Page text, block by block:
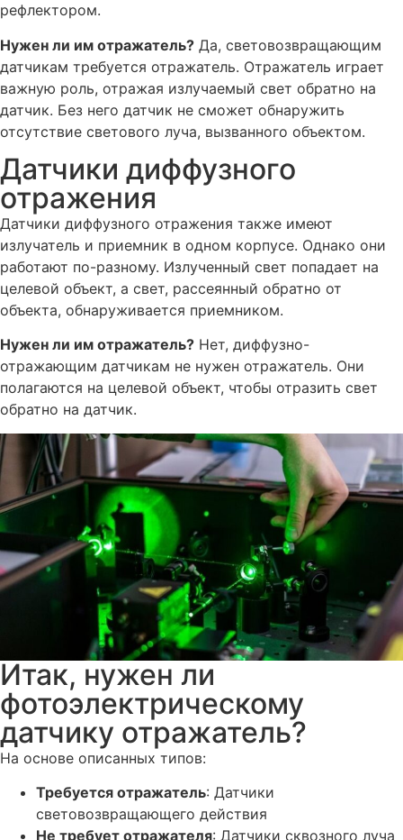
рефлектором.
Нужен ли им отражатель? Да, световозвращающим
датчикам требуется отражатель. Отражатель играет
важную роль, отражая излучаемый свет обратно на
датчик. Без него датчик не сможет обнаружить
отсутствие светового луча, вызванного объектом.
Датчики диффузного
отражения
Датчики диффузного отражения также имеют
излучатель и приемник в одном корпусе. Однако они
работают по-разному. Излученный свет попадает на
целевой объект, а свет, рассеянный обратно от
объекта, обнаруживается приемником.
Нужен ли им отражатель? Нет, диффузно-
отражающим датчикам не нужен отражатель. Они
полагаются на целевой объект, чтобы отразить свет
обратно на датчик.
Итак, нужен ли
фотоэлектрическому
датчику отражатель?
На основе описанных типов:
Требуется отражатель: Датчики
световозвращающего действия
Не требует отражателя: Датчики сквозного луча